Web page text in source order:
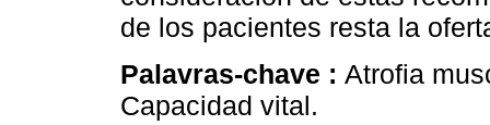
de los pacientes resta la
Palavras-chave : Atrofia
Capacidad vital.